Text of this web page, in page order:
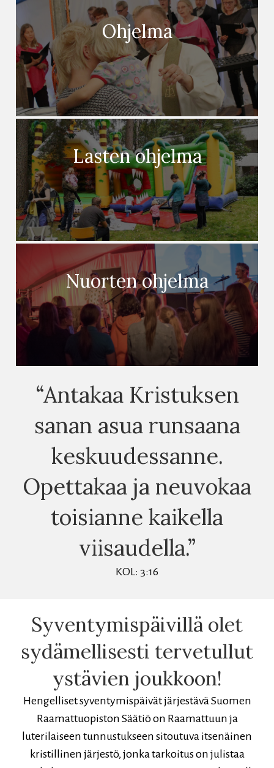
Ohjelma
Lasten ohjelma
Nuorten ohjelma
“Antakaa Kristuksen
sanan asua runsaana
keskuudessanne.
Opettakaa ja neuvokaa
toisianne kaikella
viisaudella.”
KOL: 3:16
Syventymispäivillä olet
sydämellisesti tervetullut
ystävien joukkoon!
Hengelliset syventymispäivät järjestävä Suomen
Raamattuopiston Säätiö on Raamattuun ja
luterilaiseen tunnustukseen sitoutuva itsenäinen
kristillinen järjestö, jonka tarkoitus on julistaa